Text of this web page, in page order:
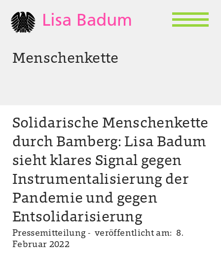
Lisa Badum
Menschenkette
Solidarische Menschenkette
durch Bamberg: Lisa Badum
sieht klares Signal gegen
Instrumentalisierung der
Pandemie und gegen
Entsolidarisierung
Pressemitteilung - veröffentlicht am: 8.
Februar 2022